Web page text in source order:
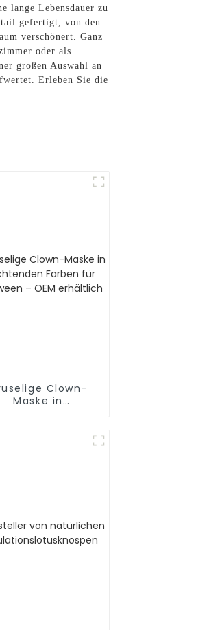
lange Lebensdauer zu
gefertigt, von den
verschönert. Ganz
oder als
großen Auswahl an
Erleben Sie die
Clown-
Maske in